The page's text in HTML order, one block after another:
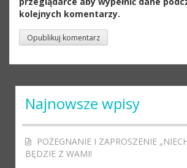
kolejnych komentarzy.
Najnowsze wpisy
POŻEGNANIE I ZAPROSZENIE
BĘDZIE Z WAMI!